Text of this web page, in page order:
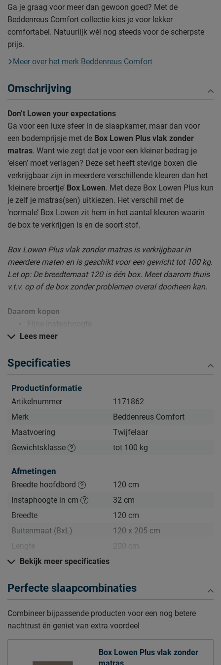
Ga je graag voor meer dan gewoon goed? Met de
Beddenreus Comfort collectie kies je voor lekker
comfortabel. Natuurlijk wél nog steeds voor de scherpste
prijs.
Meer over het merk Beddenreus Comfort
Omschrijving
Don’t Lowen your expectations
Ga voor een luxe sfeer in de slaapkamer, maar dan voor
een bodemprijsje met de Box Lowen Plus vlak zonder
matras. Want wie zegt dat je voor een kleiner bedrag je
‘eisen’ moet verlagen? Deze set heeft stevige boxen die
verkrijgbaar zijn in meerdere verschillende kleuren dan het
‘kleinere broertje’ Box Lowen. Met deze Box Lowen Plus kun
je zelf je matras(sen) uitkiezen. Het verschil met de
‘normale’ Box Lowen zit hem in het aantal kleuren waarin
de box te verkrijgen is en de soort stof.
Box Lowen Plus vlak zonder matras is verkrijgbaar in
meerdere maten en is geschikt voor een gewicht tot 100 kg.
Let op: De breedtemaat 120 is één box. Meet daarom thuis
v.t.v. op of de box zonder problemen overal doorheen kan.
Daarom kopen
Luxere variant van de Box Lowen
Zo blijft Box Lowen Plus lang mooi (en schoon)
Kijk bij het kopje ‘Goed om te weten’ om alle tips & tricks te
zien.
Lees meer
Specificaties
Productinformatie
Artikelnummer
1171862
Merk
Beddenreus Comfort
Maatvoering
Twijfelaar
Gewichtsklasse
tot 100 kg
Afmetingen
Breedte hoofdbord
120 cm
Instaphoogte in cm
32 cm
Breedte
120 cm
Buitenmaat (BxL)
120 x 205 cm
Lengte
200 cm
Hoogte hoofdbord
Specificaties boxspring
Kleur
grey beige
Uitvoering
Vlak zonder matras
Bekijk meer specificaties
Perfecte slaapcombinaties
Combineer bijpassende producten voor een nog betere
nachtrust én geniet van extra voordeel
Box Lowen Plus vlak zonder
matras